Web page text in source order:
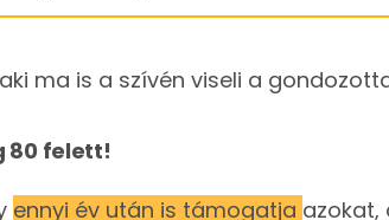
ma is a szívén viseli a
80 felett!
ennyi év után is támogatja azokat,